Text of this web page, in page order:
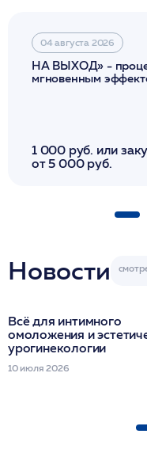
04 августа 2026
НА ВЫХОД» -
мгновенным
1 000 руб. или
от 5 000 руб.
Новости
Всё для интимного
омоложения и
урогинекологии
10 июля 2026